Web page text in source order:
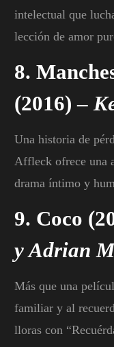
intelectual que
lección de amor
8.
(2016) –
Una historia de
Affleck ofrece una
drama íntimo y
9. Coco
y Adrian
Más que una
familiar y al
lloras con